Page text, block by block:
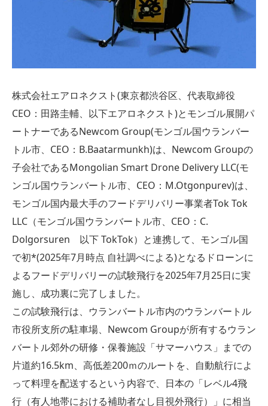
株式会社エアロネクスト(東京都渋谷区、代表取締役
CEO：田路圭輔、以下エアロネクスト)とモンゴル展開パ
ートナーであるNewcom Group(モンゴル国ウランバー
トル市、CEO：B.Baatarmunkh)は、Newcom Groupの
子会社であるMongolian Smart Drone Delivery LLC(モ
ンゴル国ウランバートル市、CEO：M.Otgonpurev)は、
モンゴル国内最大手のフードデリバリー事業者Tok Tok
LLC（モンゴル国ウランバートル市、CEO：C.
Dolgorsuren 以下 TokTok）と連携して、モンゴル国
で初*(2025年7月時点 自社調べによる)となるドローンに
よるフードデリバリーの試験飛行を2025年7月25日に実
施し、成功裏に完了しました。
この試験飛行は、ウランバートル市内のウランバートル
市役所支所の駐車場、Newcom Groupが所有するウラン
バートル郊外の研修・保養施設「サマーハウス」までの
片道約16.5km、高低差200ｍのルートを、自動航行によ
って料理を配送するという内容で、日本の「レベル4飛
行（有人地帯における補助者なし目視外飛行）」に相当